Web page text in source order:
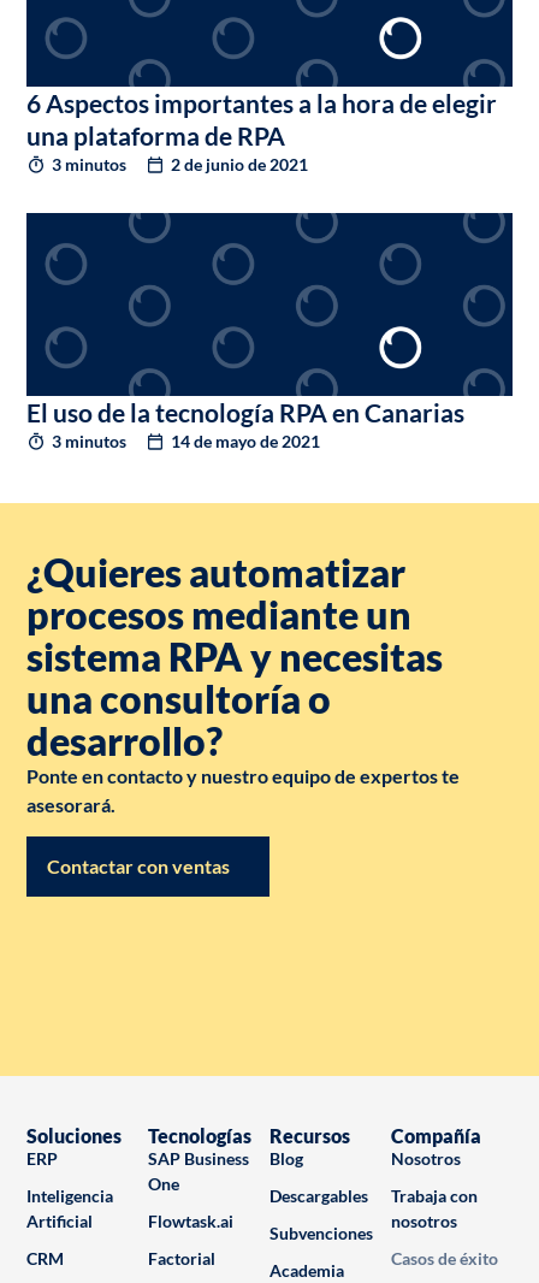
6 Aspectos importantes a la hora de elegir
una plataforma de RPA
3 minutos 2 de junio de 2021
El uso de la tecnología RPA en Canarias
3 minutos 14 de mayo de 2021
¿Quieres automatizar
procesos mediante un
sistema RPA y necesitas
una consultoría o
desarrollo?
Ponte en contacto y nuestro equipo de expertos te
asesorará.
Contactar con ventas
Soluciones
ERP
Inteligencia
Artificial
CRM
Tecnologías
SAP Business
One
Flowtask.ai
Factorial
Recursos
Blog
Descargables
Subvenciones
Academia
Compañía
Nosotros
Trabaja con
nosotros
Casos de éxito